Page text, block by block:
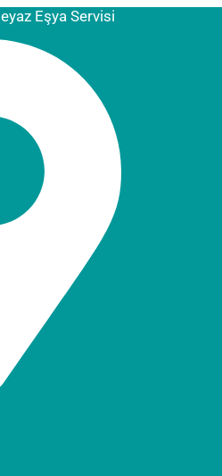
Eşya Servisi